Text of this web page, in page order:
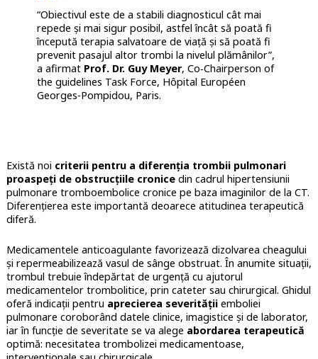
“Obiectivul este de a stabili diagnosticul cât mai
repede și mai sigur posibil, astfel încât să poată fi
începută terapia salvatoare de viață și să poată fi
prevenit pasajul altor trombi la nivelul plămânilor”,
a afirmat Prof. Dr. Guy Meyer, Co‐Chairperson of
the guidelines Task Force, Hôpital Européen
Georges-Pompidou, Paris.
Există noi criterii pentru a diferenția trombii pulmonari
proaspeți de obstrucțiile cronicedin cadrul hipertensiunii
pulmonare tromboembolice cronice pe baza imaginilor de la CT.
Diferențierea este importantă deoarece atitudinea terapeutică
diferă.
Medicamentele anticoagulante favorizează dizolvarea cheagului
și repermeabilizează vasul de sânge obstruat. În anumite situații,
trombul trebuie îndepărtat de urgență cu ajutorul
medicamentelor trombolitice, prin cateter sau chirurgical. Ghidul
oferă indicații pentru aprecierea severitățiiemboliei
pulmonare coroborând datele clinice, imagistice și de laborator,
iar în funcție de severitate se va alege abordarea terapeutică
optimă: necesitatea trombolizei medicamentoase,